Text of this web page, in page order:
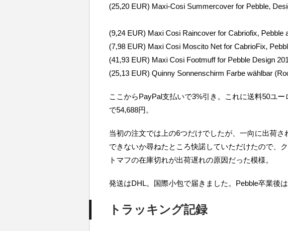
(25,20 EUR) Maxi-Cosi Summercover for Pebble,
(9,24 EUR) Maxi Cosi Raincover for Cabriofix, Pebble
(7,98 EUR) Maxi Cosi Moscito Net for CabrioFix,
(41,93 EUR) Maxi Cosi Footmuff for Pebble Design
(25,13 EUR) Quinny Sonnenschirm Farbe wählbar
ここからPayPal支払いで3%引き。これに送料50ユ
で54,688円。
当初の注文では上の6つだけでしたが、一向に出荷
できないか尋ねたところ快諾していただけたので、
トマフの在庫切れが出荷遅れの原因だった模様。
発送はDHL。国際小包で届きました。Pebble卒業後は
トラッキング記録